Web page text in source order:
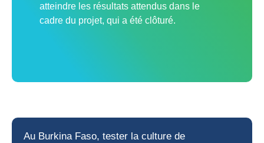
atteindre les résultats attendus dans le
cadre du projet, qui a été clôturé.
Au Burkina Faso, tester la culture de